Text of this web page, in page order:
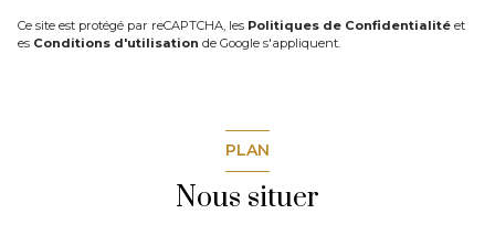
Ce site est protégé par reCAPTCHA, les Politiques de Confidentialité et
es Conditions d'utilisation de Google s'appliquent.
PLAN
Nous situer